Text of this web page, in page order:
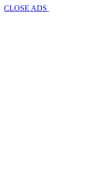
CLOSE ADS